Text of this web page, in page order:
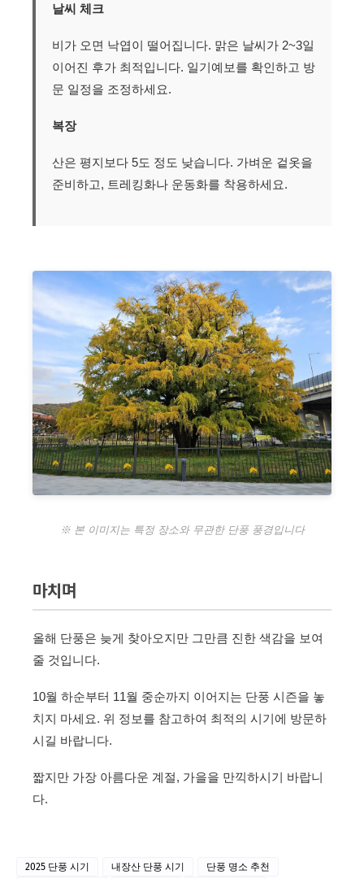
날씨 체크
비가 오면 낙엽이 떨어집니다. 맑은 날씨가 2~3일
이어진 후가 최적입니다. 일기예보를 확인하고 방
문 일정을 조정하세요.
복장
산은 평지보다 5도 정도 낮습니다. 가벼운 겉옷을
준비하고, 트레킹화나 운동화를 착용하세요.
※ 본 이미지는 특정 장소와 무관한 단풍 풍경입니다
마치며
올해 단풍은 늦게 찾아오지만 그만큼 진한 색감을 보여
줄 것입니다.
10월 하순부터 11월 중순까지 이어지는 단풍 시즌을 놓
치지 마세요. 위 정보를 참고하여 최적의 시기에 방문하
시길 바랍니다.
짧지만 가장 아름다운 계절, 가을을 만끽하시기 바랍니
다.
2025 단풍 시기 내장산 단풍 시기
단풍 명소 추천